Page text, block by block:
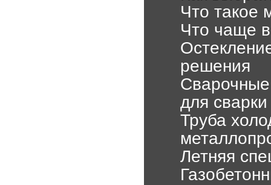
Что такое
Что чаще
решения
Сварочные
для сварки
Труба
Летняя